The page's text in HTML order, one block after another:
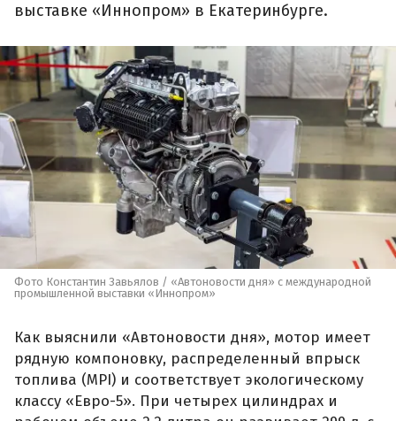
выставке «Иннопром» в Екатеринбурге.
Фото Константин Завьялов / «Автоновости дня» с международной
промышленной выставки «Иннопром»
Как выяснили «Автоновости дня», мотор имеет
рядную компоновку, распределенный впрыск
топлива (MPI) и соответствует экологическому
классу «Евро-5». При четырех цилиндрах и